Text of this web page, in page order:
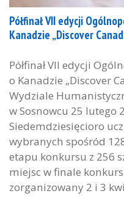
Półfinał VII edycji
Kanadzie „Discover
Półfinał VII edycji
o Kanadzie „Discover
Wydziale
w Sosnowcu 25 lutego
Siedemdziesięcioro
wybranych spośród
etapu konkursu z 256
miejsc w finale
zorganizowany 2 i 3